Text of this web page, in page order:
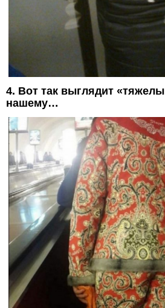
4. Вот так выглядит
нашему…